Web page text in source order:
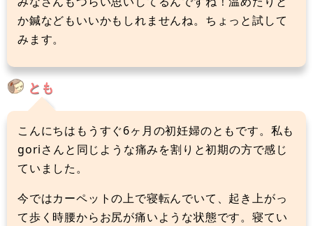
か鍼などもいいかもしれませんね。ちょっと試して
みます。
とも
こんにちはもうすぐ6ヶ月の初妊婦のともです。私も
goriさんと同じような痛みを割りと初期の方で感じ
ていました。
今ではカーペットの上で寝転んでいて、起き上がっ
て歩く時腰からお尻が痛いような状態です。寝てい